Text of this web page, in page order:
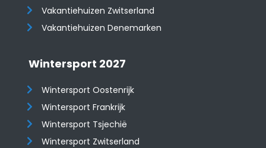
​​​​​​​Vakantiehuizen Zwitserland
Vakantiehuizen Denemarken
Wintersport 2027
Wintersport Oostenrijk
Wintersport Frankrijk
Wintersport Tsjechië
Wintersport Zwitserland